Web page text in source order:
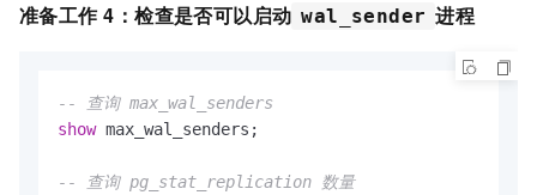
准备工作 4：检查是否可以启动 wal_sender 进程
-- 查询 max_wal_senders
show max_wal_senders;
-- 查询 pg_stat_replication 数量